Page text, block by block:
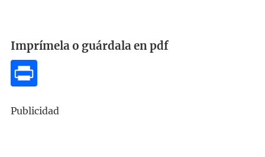
Imprímela o guárdala en pdf
Publicidad